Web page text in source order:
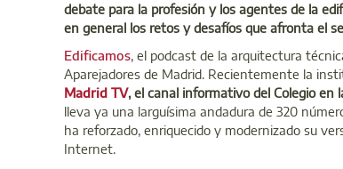
debate para la profesión y los agentes de la
en general los retos y desafíos que afronta el
Edificamos, el podcast de la arquitectura
Aparejadores de Madrid. Recientemente la
Madrid TV, el canal informativo del Colegio en
lleva ya una larguísima andadura de 320
ha reforzado, enriquecido y modernizado su
Internet.